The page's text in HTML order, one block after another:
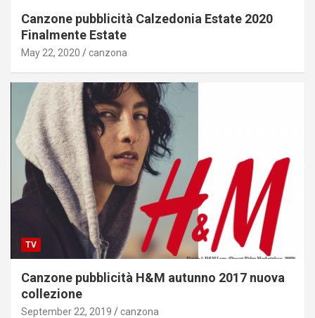
Canzone pubblicità Calzedonia Estate 2020
Finalmente Estate
May 22, 2020 canzona
TV
Canzone pubblicità H&M autunno 2017 nuova
collezione
September 22, 2019 canzona